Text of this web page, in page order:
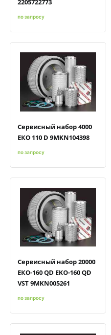
2205722773
по запросу
Быстрый просмотрДобавить к сравнению
Добавить в избранное
Сервисный набор 4000
ЕКО 110 D 9MKN104398
по запросу
Быстрый просмотрДобавить к сравнению
Добавить в избранное
Сервисный набор 20000
ЕКО-160 QD EKO-160 QD
VST 9MKN005261
по запросу